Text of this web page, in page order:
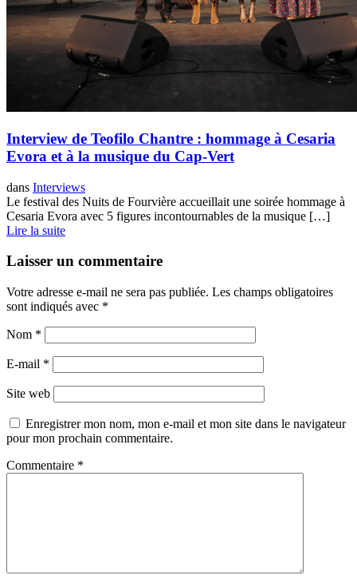
Interview de Teofilo Chantre : hommage à Cesaria
Evora et à la musique du Cap-Vert
dans Interviews
Le festival des Nuits de Fourvière accueillait une soirée hommage à
Cesaria Evora avec 5 figures incontournables de la musique […]
Lire la suite
Laisser un commentaire
Votre adresse e-mail ne sera pas publiée. Les champs obligatoires
sont indiqués avec *
Nom *
E-mail *
Site web
Enregistrer mon nom, mon e-mail et mon site dans le navigateur
pour mon prochain commentaire.
Commentaire *